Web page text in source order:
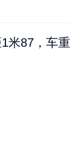
米87，车重